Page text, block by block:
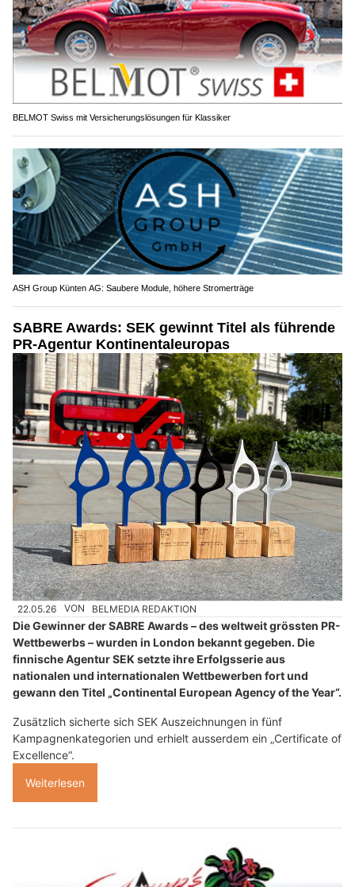
BELMOT Swiss mit Versicherungslösungen für Klassiker
ASH Group Künten AG: Saubere Module, höhere Stromerträge
SABRE Awards: SEK gewinnt Titel als führende
PR-Agentur Kontinentaleuropas
22.05.26 VON BELMEDIA REDAKTION
Die Gewinner der SABRE Awards – des weltweit grössten PR-
Wettbewerbs – wurden in London bekannt gegeben. Die
finnische Agentur SEK setzte ihre Erfolgsserie aus
nationalen und internationalen Wettbewerben fort und
gewann den Titel „Continental European Agency of the Year“.
Zusätzlich sicherte sich SEK Auszeichnungen in fünf
Kampagnenkategorien und erhielt ausserdem ein „Certificate of
Excellence“.
Weiterlesen